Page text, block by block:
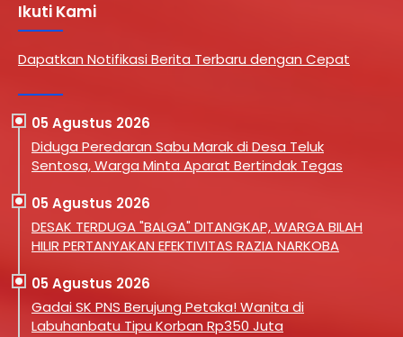
Ikuti Kami
Dapatkan Notifikasi Berita Terbaru dengan Cepat
05 Agustus 2026
Diduga Peredaran Sabu Marak di Desa Teluk
Sentosa, Warga Minta Aparat Bertindak Tegas
05 Agustus 2026
DESAK TERDUGA "BALGA" DITANGKAP, WARGA BILAH
HILIR PERTANYAKAN EFEKTIVITAS RAZIA NARKOBA
05 Agustus 2026
Gadai SK PNS Berujung Petaka! Wanita di
Labuhanbatu Tipu Korban Rp350 Juta